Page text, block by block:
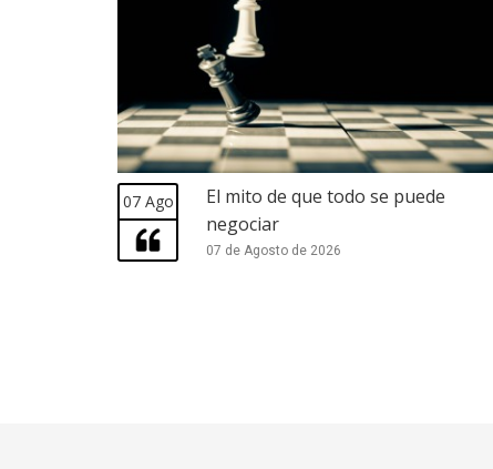
07 Ago
El mito de que todo se puede
negociar
07 de Agosto de 2026